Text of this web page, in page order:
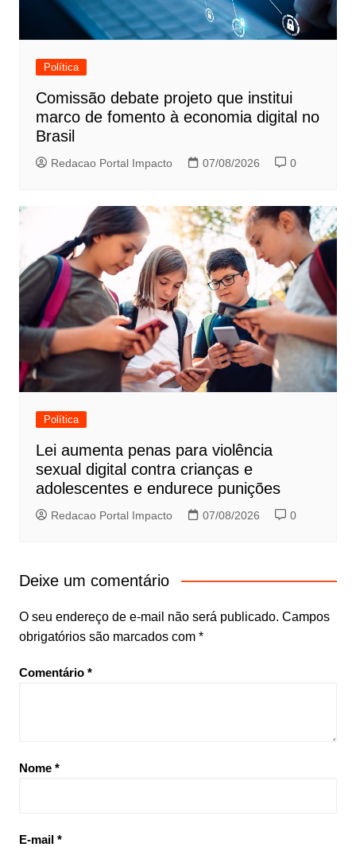
Política
Comissão debate projeto que institui
marco de fomento à economia digital no
Brasil
Redacao Portal Impacto 07/08/2026 0
Política
Lei aumenta penas para violência
sexual digital contra crianças e
adolescentes e endurece punições
Redacao Portal Impacto 07/08/2026 0
Deixe um comentário
O seu endereço de e-mail não será publicado. Campos
obrigatórios são marcados com *
Comentário *
Nome *
E-mail *